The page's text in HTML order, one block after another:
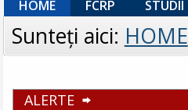
HOME FCRP STUDII
Sunteţi aici: HOME
ALERTE